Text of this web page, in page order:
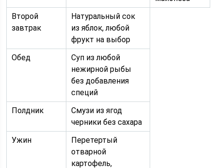
Второй
завтрак
Натуральный сок
из яблок, любой
фрукт на выбор
Обед
Суп из любой
нежирной рыбы
без добавления
специй
Полдник
Смузи из ягод
черники без сахара
Ужин
Перетертый
отварной
картофель,